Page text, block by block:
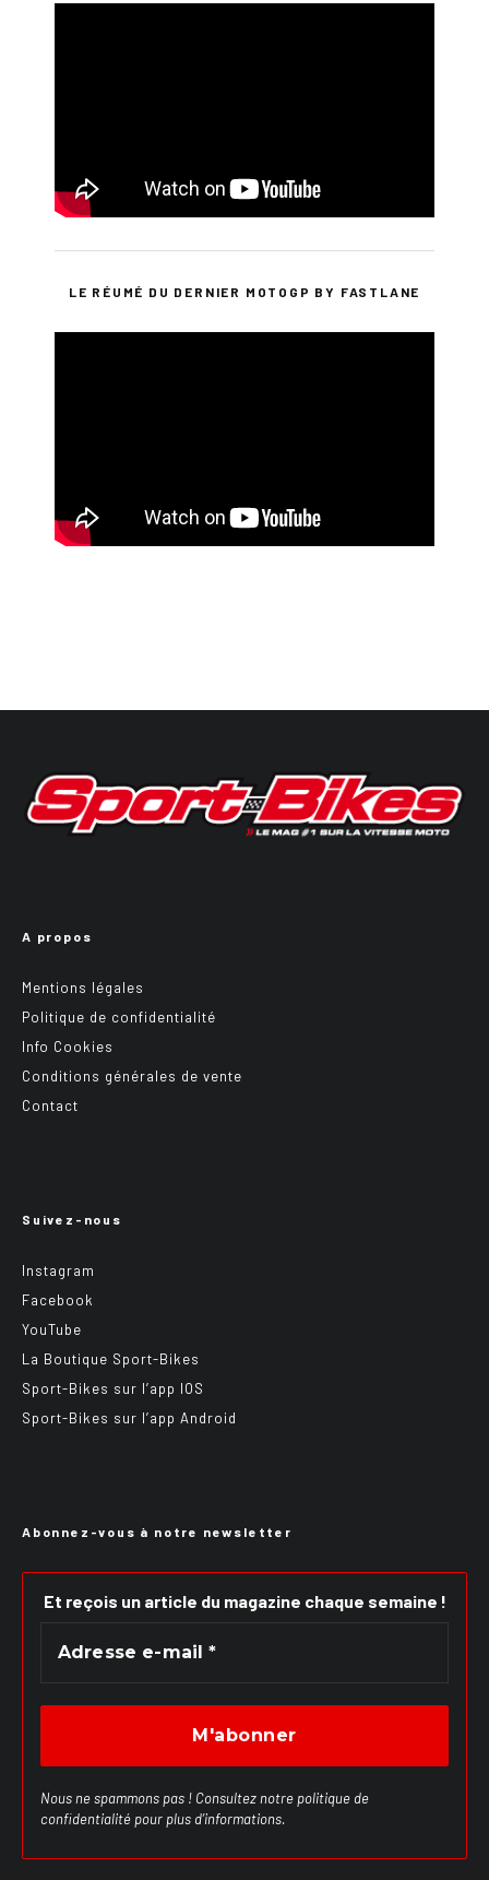
LE RÉUMÉ DU DERNIER MOTOGP BY FASTLANE
A propos
Mentions légales
Politique de confidentialité
Info Cookies
Conditions générales de vente
Contact
Suivez-nous
Instagram
Facebook
YouTube
La Boutique Sport-Bikes
Sport-Bikes sur l’app IOS
Sport-Bikes sur l’app Android
Abonnez-vous à notre newsletter
Et reçois un article du magazine chaque semaine !
Nous ne spammons pas ! Consultez notre politique de
confidentialité pour plus d’informations.